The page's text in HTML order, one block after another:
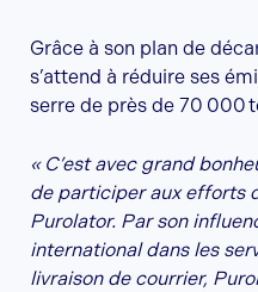
Grâce à son plan de
s’attend à réduire ses
serre de près de 70 000
« C’est avec grand
de participer aux efforts
Purolator. Par son
international dans les
livraison de courrier,